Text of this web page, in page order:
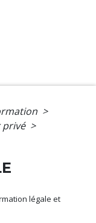
>
privé >
légale et